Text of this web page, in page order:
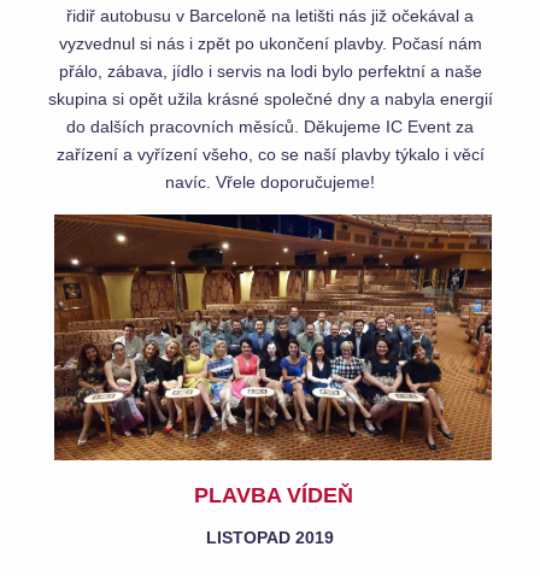
řidiř autobusu v Barceloně na letišti nás již očekával a
vyzvednul si nás i zpět po ukončení plavby. Počasí nám
přálo, zábava, jídlo i servis na lodi bylo perfektní a naše
skupina si opět užila krásné společné dny a nabyla energií
do dalších pracovních měsíců. Děkujeme IC Event za
zařízení a vyřízení všeho, co se naší plavby týkalo i věcí
navíc. Vřele doporučujeme!
PLAVBA VÍDEŇ
LISTOPAD 2019